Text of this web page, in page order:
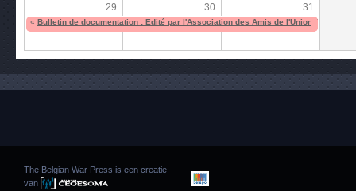
29 30 31
« Bulletin de documentation : Edité par l'Association des Amis de l'Union Soviétique
The Belgian War Press is een creatie
van